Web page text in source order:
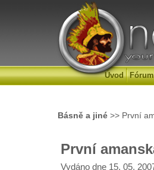
Úvod Fórum
Básně a jiné >> První
První
Vydáno dne 15. 05.